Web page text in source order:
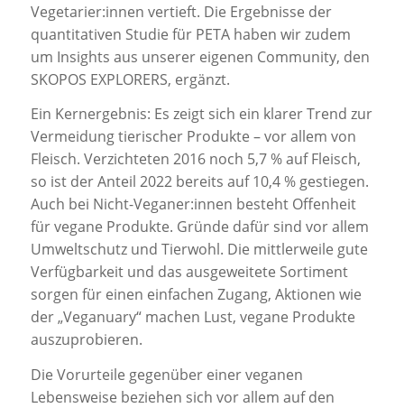
Vegetarier:innen vertieft. Die Ergebnisse der
quantitativen Studie für PETA haben wir zudem
um Insights aus unserer eigenen Community, den
SKOPOS EXPLORERS, ergänzt.
Ein Kernergebnis: Es zeigt sich ein klarer Trend zur
Vermeidung tierischer Produkte – vor allem von
Fleisch. Verzichteten 2016 noch 5,7 % auf Fleisch,
so ist der Anteil 2022 bereits auf 10,4 % gestiegen.
Auch bei Nicht-Veganer:innen besteht Offenheit
für vegane Produkte. Gründe dafür sind vor allem
Umweltschutz und Tierwohl. Die mittlerweile gute
Verfügbarkeit und das ausgeweitete Sortiment
sorgen für einen einfachen Zugang, Aktionen wie
der „Veganuary“ machen Lust, vegane Produkte
auszuprobieren.
Die Vorurteile gegenüber einer veganen
Lebensweise beziehen sich vor allem auf den